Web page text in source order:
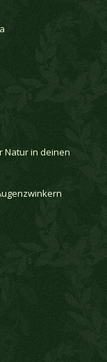
Natur in deinen